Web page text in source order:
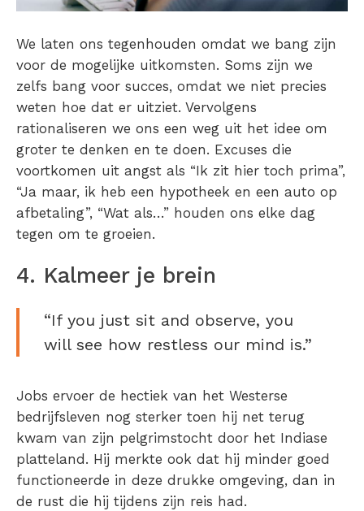
We laten ons tegenhouden omdat we bang zijn
voor de mogelijke uitkomsten. Soms zijn we
zelfs bang voor succes, omdat we niet precies
weten hoe dat er uitziet. Vervolgens
rationaliseren we ons een weg uit het idee om
groter te denken en te doen. Excuses die
voortkomen uit angst als “Ik zit hier toch prima”,
“Ja maar, ik heb een hypotheek en een auto op
afbetaling”, “Wat als…” houden ons elke dag
tegen om te groeien.
4. Kalmeer je brein
“If you just sit and observe, you
will see how restless our mind is.”
Jobs ervoer de hectiek van het Westerse
bedrijfsleven nog sterker toen hij net terug
kwam van zijn pelgrimstocht door het Indiase
platteland. Hij merkte ook dat hij minder goed
functioneerde in deze drukke omgeving, dan in
de rust die hij tijdens zijn reis had.